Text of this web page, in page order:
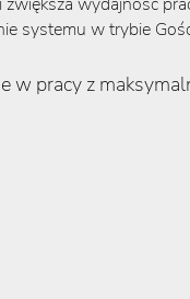
systemu w trybie
w pracy z